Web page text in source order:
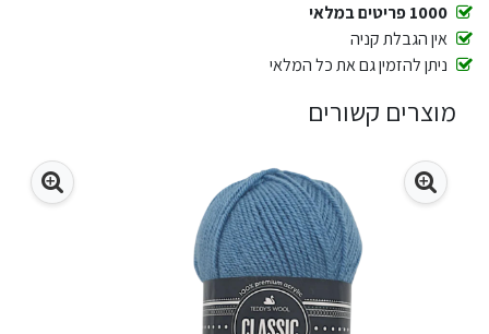
1000 פריטים במלאי
אין הגבלת קניה
ניתן להזמין גם את כל המלאי
מוצרים קשורים